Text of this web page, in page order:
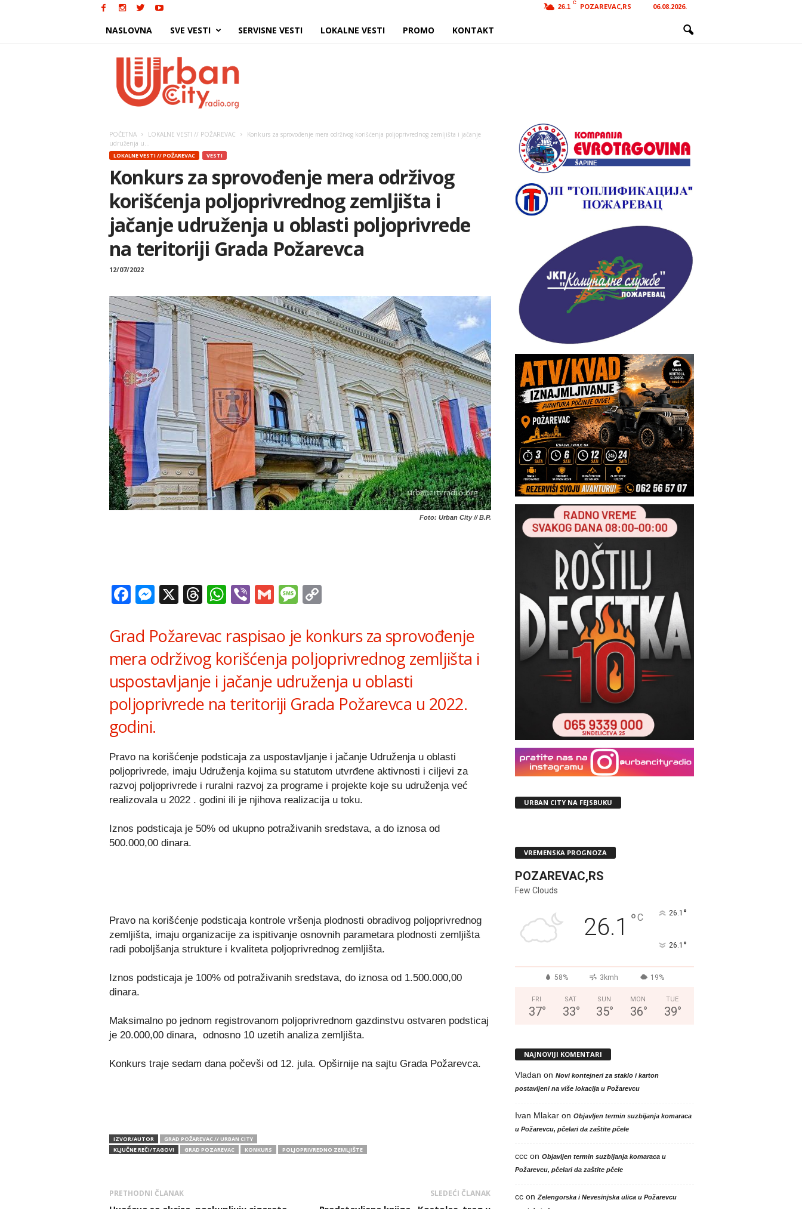
26.1
C POZAREVAC,RS 06.08.2026.
NASLOVNA SVE VESTI SERVISNE VESTI LOKALNE VESTI PROMO KONTAKT
POČETNA LOKALNE VESTI // POŽAREVAC
Konkurs za sprovođenje mera održivog korišćenja poljoprivrednog zemljišta i jačanje
udruženja u...
LOKALNE VESTI // POŽAREVAC VESTI
Konkurs za sprovođenje mera održivog
korišćenja poljoprivrednog zemljišta i
jačanje udruženja u oblasti poljoprivrede
na teritoriji Grada Požarevca
12/07/2022
Foto: Urban City // B.P.
Facebook
Messenger
X Threads
WhatsApp
ViberGmailMessage
Grad Požarevac raspisao je konkurs za sprovođenje
mera održivog korišćenja poljoprivrednog zemljišta i
uspostavljanje i jačanje udruženja u oblasti
poljoprivrede na teritoriji Grada Požarevca u 2022.
godini.
Pravo na korišćenje podsticaja za uspostavljanje i jačanje Udruženja u oblasti
poljoprivrede, imaju Udruženja kojima su statutom utvrđene aktivnosti i ciljevi za
razvoj poljoprivrede i ruralni razvoj za programe i projekte koje su udruženja već
realizovala u 2022 . godini ili je njihova realizacija u toku.
Iznos podsticaja je 50% od ukupno potraživanih sredstava, a do iznosa od
500.000,00 dinara.
Pravo na korišćenje podsticaja kontrole vršenja plodnosti obradivog poljoprivrednog
zemljišta, imaju organizacije za ispitivanje osnovnih parametara plodnosti zemljišta
radi poboljšanja strukture i kvaliteta poljoprivrednog zemljišta.
Iznos podsticaja je 100% od potraživanih sredstava, do iznosa od 1.500.000,00
dinara.
Maksimalno po jednom registrovanom poljoprivrednom gazdinstvu ostvaren podsticaj
je 20.000,00 dinara, odnosno 10 uzetih analiza zemljišta.
Konkurs traje sedam dana počevši od 12. jula. Opširnije na sajtu Grada Požarevca.
IZVOR/AUTOR
GRAD POŽAREVAC // URBAN CITY
KLJUČNE REČI/TAGOVI
GRAD POZAREVAC KONKURS POLJOPRIVREDNO ZEMLJIŠTE
PRETHODNI ČLANAK SLEDEĆI ČLANAK
URBAN CITY NA FEJSBUKU
VREMENSKA PROGNOZA
POZAREVAC,RS
Few Clouds
26.1 °C 26.1 °
26.1 °
58% 3kmh 19%
FRI
37°
SAT
33°
SUN
35°
MON
36°
TUE
39°
NAJNOVIJI KOMENTARI
Vladan on Novi kontejneri za staklo i karton
postavljeni na više lokacija u Požarevcu
Ivan Mlakaron Objavljen termin suzbijanja komaraca
u Požarevcu, pčelari da zaštite pčele
cccon Objavljen termin suzbijanja komaraca u
Požarevcu, pčelari da zaštite pčele
ccon Zelengorska i Nevesinjska ulica u Požarevcu